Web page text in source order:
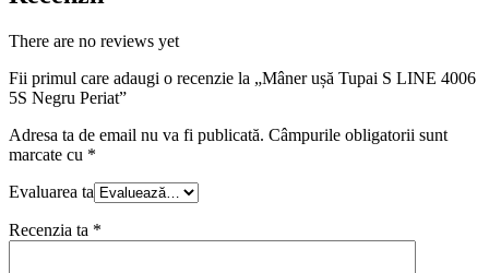
There are no reviews yet
Fii primul care adaugi o recenzie la „Mâner ușă Tupai S LINE 4006
5S Negru Periat”
Adresa ta de email nu va fi publicată. Câmpurile obligatorii sunt
marcate cu *
Evaluarea ta
Recenzia ta *